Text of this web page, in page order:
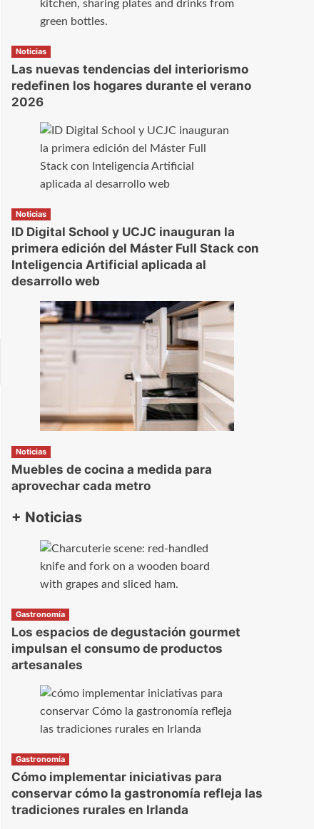
Noticias
Las nuevas tendencias del interiorismo
redefinen los hogares durante el verano
2026
Noticias
ID Digital School y UCJC inauguran la
primera edición del Máster Full Stack con
Inteligencia Artificial aplicada al
desarrollo web
Noticias
Muebles de cocina a medida para
aprovechar cada metro
+ Noticias
Gastronomía
Los espacios de degustación gourmet
impulsan el consumo de productos
artesanales
Gastronomía
Cómo implementar iniciativas para
conservar cómo la gastronomía refleja las
tradiciones rurales en Irlanda